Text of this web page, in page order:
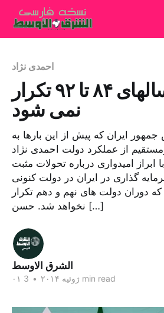
احمدی نژاد
روحانی: سالهای ۸۴ تا ۹۲ تکرار
نمی ‌شود
ایران که پیش از این بارها به
از عملکرد دولت احمدی نژاد
با ابراز امیدواری درباره تحولات مثبت
گذاری در ایران در دولت کنونی
دوران دولت های نهم و دهم تکرار
نخواهد شد. حسن […]
الشرق الاوسط
۰۱ ژوئیه ۲۰۱۴ • 3 min read